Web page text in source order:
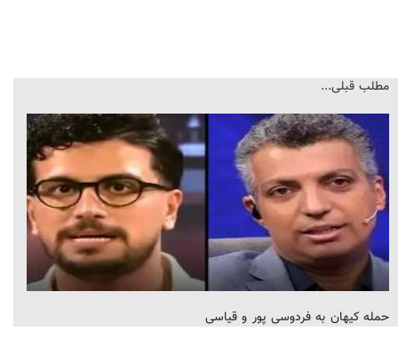
مطلب قبلی...
حمله کیهان به فردوسی پور و قیاسی